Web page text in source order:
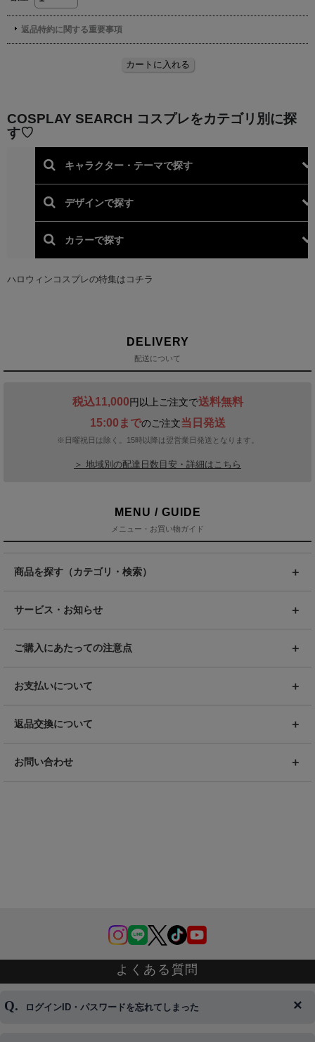
DELIVERY
配送について
税込11,000円以上ご注文で送料無料
15:00までのご注文当日発送
※日曜祝日は除く。15時以降は翌営業日発送となります。
＞ 地域別の配達日数目安・詳細はこちら
MENU / GUIDE
メニュー・お買い物ガイド
商品を探す（カテゴリ・検索）
サービス・お知らせ
ご購入にあたっての注意点
お支払いについて
返品交換について
お問い合わせ
よくある質問
ログインID・パスワードを忘れてしまった